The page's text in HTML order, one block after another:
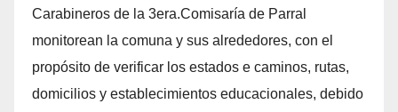
Carabineros de la 3era.Comisaría de Parral
monitorean la comuna y sus alrededores, con el
propósito de verificar los estados e caminos, rutas,
domicilios y establecimientos educacionales, debido